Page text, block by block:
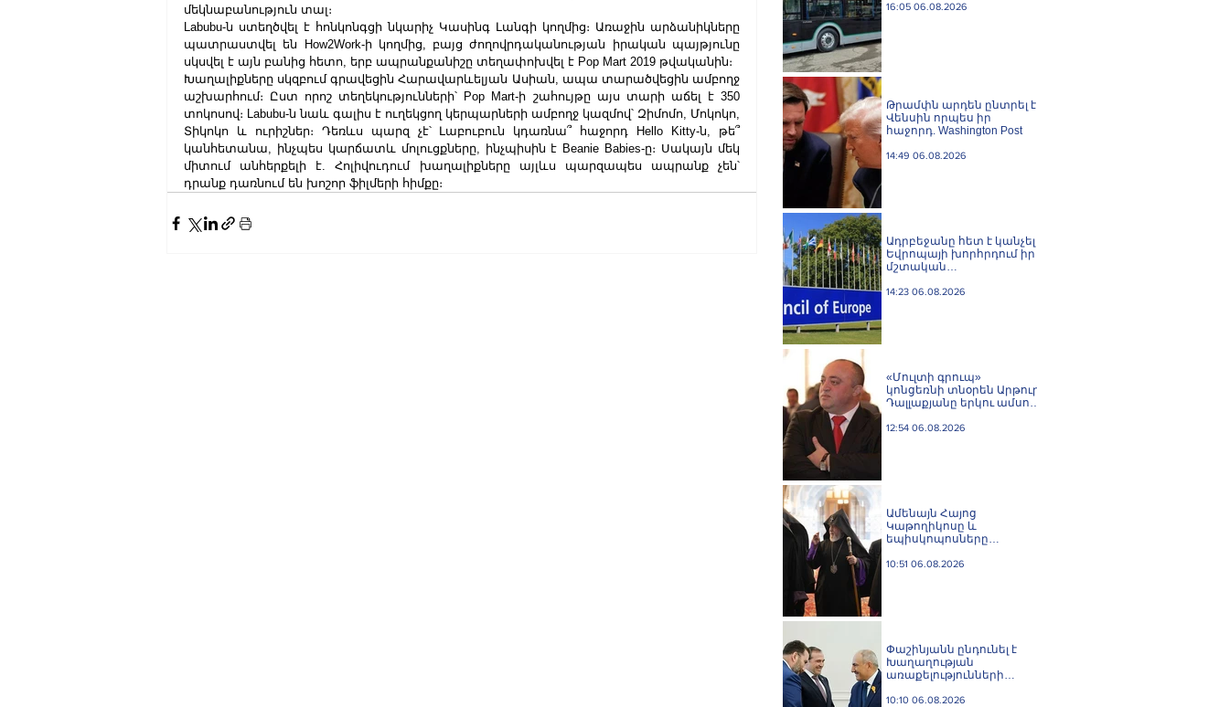
մեկնաբանություն տալ։
Labubu-ն ստեղծվել է հոնկոնգցի նկարիչ Կասինգ Լանգի կողմից։ Առաջին արձանիկները
պատրաստվել են How2Work-ի կողմից, բայց ժողովրդականության իրական պայթյունը
սկսվել է այն բանից հետո, երբ ապրանքանիշը տեղափոխվել է Pop Mart 2019 թվականին։
Խաղալիքները սկզբում գրավեցին Հարավարևելյան Ասիան, ապա տարածվեցին ամբողջ
աշխարհում։ Ըստ որոշ տեղեկությունների՝ Pop Mart-ի շահույթը այս տարի աճել է 350
տոկոսով։ Labubu-ն նաև գալիս է ուղեկցող կերպարների ամբողջ կազմով՝ Զիմոմո, Մոկոկո,
Տիկոկո և ուրիշներ։ Դեռևս պարզ չէ՝ Լաբուբուն կդառնա՞ հաջորդ Hello Kitty-ն, թե՞
կանհետանա, ինչպես կարճատև մոլուցքները, ինչպիսին է Beanie Babies-ը։ Սակայն մեկ
միտում անհերքելի է. Հոլիվուդում խաղալիքները այլևս պարզապես ապրանք չեն՝
դրանք դառնում են խոշոր ֆիլմերի հիմքը։
16:05 06.08.2026
Թրամփն արդեն ընտրել է
Վենսին որպես իր
հաջորդ. Washington Post
14:49 06.08.2026
Ադրբեջանը հետ է կանչել
Եվրոպայի խորհրդում իր
մշտական
14:23 06.08.2026
«Մուլտի գրուպ»
կոնցեռնի տնօրեն Արթուր
Դալլաքյանը երկու ամսով
12:54 06.08.2026
Ամենայն Հայոց
Կաթողիկոսը և
եպիսկոպոսները
դատական առաջին
10:51 06.08.2026
Փաշինյանն ընդունել է
Խաղաղության
առաքելությունների
բանագնացի ավագ
10:10 06.08.2026